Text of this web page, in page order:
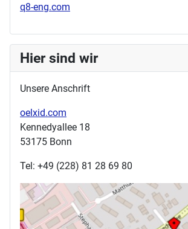
q8-eng.com
Hier sind wir
Unsere Anschrift
oelxid.com
Kennedyallee 18
53175 Bonn
Tel: +49 (228) 81 28 69 80